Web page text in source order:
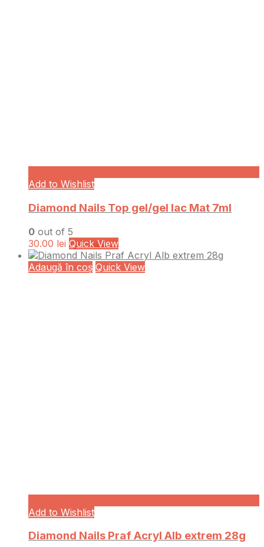
Add to Wishlist
Diamond Nails Top gel/gel lac Mat 7ml
0 out of 5
30.00 lei Quick View
Adaugă în coș Quick View
Add to Wishlist
Diamond Nails Praf Acryl Alb extrem 28g